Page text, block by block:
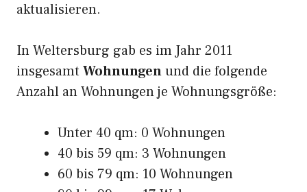
aktualisieren.
In Weltersburg gab es im Jahr 2011
insgesamt Wohnungenund die folgende
Anzahl an Wohnungen je Wohnungsgröße:
Unter 40 qm: 0 Wohnungen
40 bis 59 qm: 3 Wohnungen
60 bis 79 qm: 10 Wohnungen